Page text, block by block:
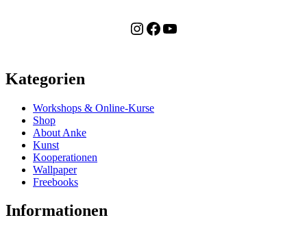
Instagram
Facebook
YouTube
Kategorien
Workshops & Online-Kurse
Shop
About Anke
Kunst
Kooperationen
Wallpaper
Freebooks
Informationen